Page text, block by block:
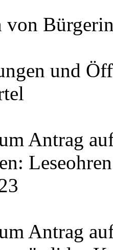
von
und
Antrag
Antrag